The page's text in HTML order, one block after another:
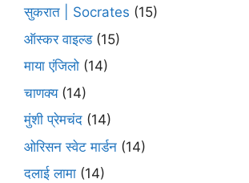
सुकरात | Socrates (15)
ऑस्कर वाइल्ड(15)
माया एंजिलो (14)
चाणक्य(14)
मुंशी प्रेमचंद (14)
ओरिसन स्‍वेट मार्डन (14)
दलाई लामा (14)